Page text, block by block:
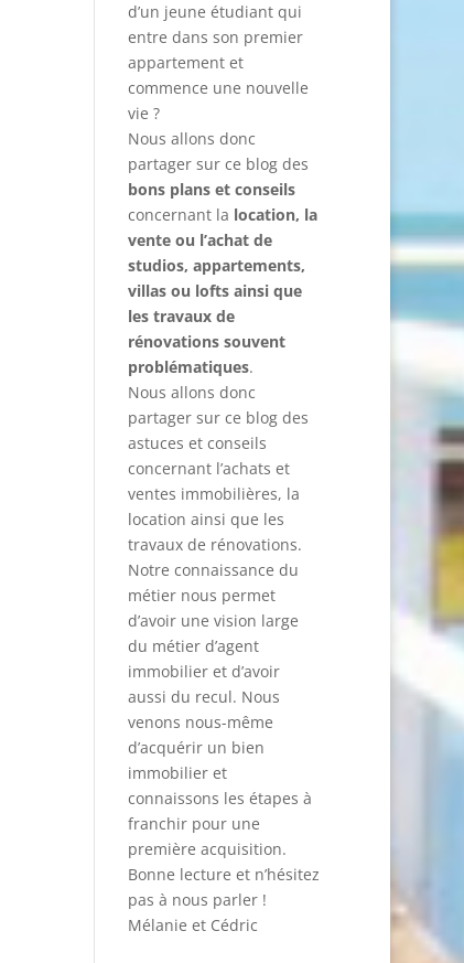
d’un jeune étudiant qui
entre dans son premier
appartement et
commence une nouvelle
vie ?
Nous allons donc
partager sur ce blog des
bons plans et conseils
concernant la location, la
vente ou l’achat de
studios, appartements,
villas ou lofts ainsi que
les travaux de
rénovations souvent
problématiques.
Nous allons donc
partager sur ce blog des
astuces et conseils
concernant l’achats et
ventes immobilières, la
location ainsi que les
travaux de rénovations.
Notre connaissance du
métier nous permet
d’avoir une vision large
du métier d’agent
immobilier et d’avoir
aussi du recul. Nous
venons nous-même
d’acquérir un bien
immobilier et
connaissons les étapes à
franchir pour une
première acquisition.
Bonne lecture et n’hésitez
pas à nous parler !
Mélanie et Cédric